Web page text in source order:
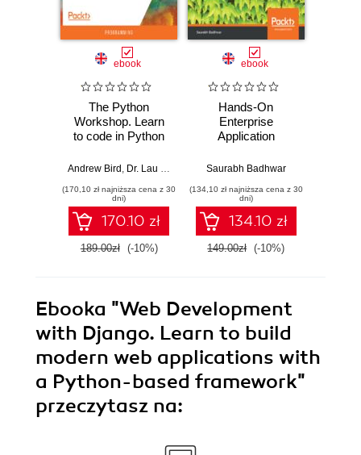
ebook
The Python
Workshop. Learn
to code in Python
career in software
data science
Andrew Bird Dr. Lau Cher Han ,Mario Corchero Jiménez
(170,10 zł najniższa cena z 30
dni)
170.10 zł
189.00zł (-10%)
ebook
Hands-On
Enterprise
Application
Python. Design
Application with
Python 3
Saurabh Badhwar
(134,10 zł najniższa cena z 30
dni)
134.10 zł
149.00zł (-10%)
Ebooka "Web Development
with Django. Learn to build
modern web applications with
a Python-based framework"
przeczytasz na: